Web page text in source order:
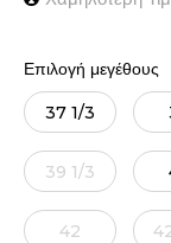
Επιλογή μεγέθους
37 1/3
39 1/3
42